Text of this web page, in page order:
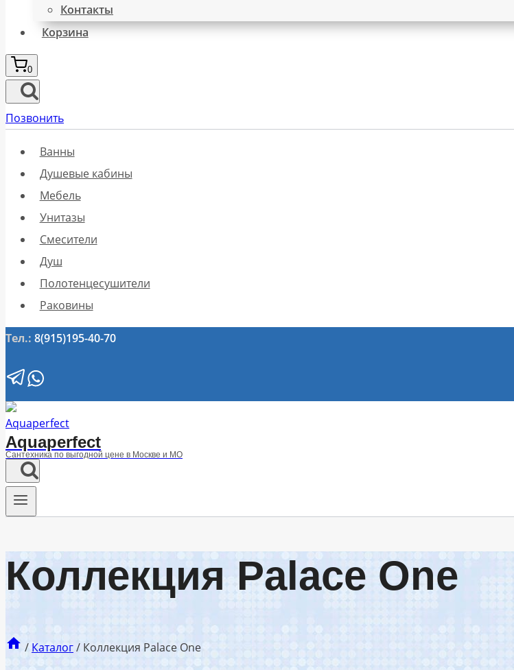
Контакты
Корзина
0
Позвонить
Ванны
Душевые кабины
Мебель
Унитазы
Смесители
Душ
Полотенцесушители
Раковины
Тел.: 8(915)195-40-70
Aquaperfect
Сантехника по выгодной цене в Москве и МО
Коллекция Palace One
/ Каталог/ Коллекция Palace One